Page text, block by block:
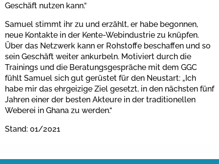
Geschäft nutzen kann.“
Samuel stimmt ihr zu und erzählt, er habe begonnen,
neue Kontakte in der Kente-Webindustrie zu knüpfen.
Über das Netzwerk kann er Rohstoffe beschaffen und so
sein Geschäft weiter ankurbeln. Motiviert durch die
Trainings und die Beratungsgespräche mit dem GGC
fühlt Samuel sich gut gerüstet für den Neustart: „Ich
habe mir das ehrgeizige Ziel gesetzt, in den nächsten fünf
Jahren einer der besten Akteure in der traditionellen
Weberei in Ghana zu werden.“
Stand: 01/2021